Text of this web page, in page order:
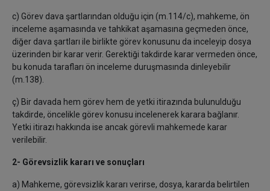
c) Görev dava şartlarından olduğu için (m.114/c), mahkeme, ön
inceleme aşamasında ve tahkikat aşamasına geçmeden önce,
diğer dava şartları ile birlikte görev konusunu da inceleyip dosya
üzerinden bir karar verir. Gerektiği takdirde karar vermeden önce,
bu konuda tarafları ön inceleme duruşmasında dinleyebilir
(m.138).
ç) Bir davada hem görev hem de yetki itirazında bulunulduğu
takdirde, öncelikle görev konusu incelenerek karara bağlanır.
Yetki itirazı hakkında ise ancak görevli mahkemede karar
verilebilir.
2- Görevsizlik kararı ve sonuçları
a) Mahkeme, görevsizlik kararı verirse, dosya, kararda belirtilen